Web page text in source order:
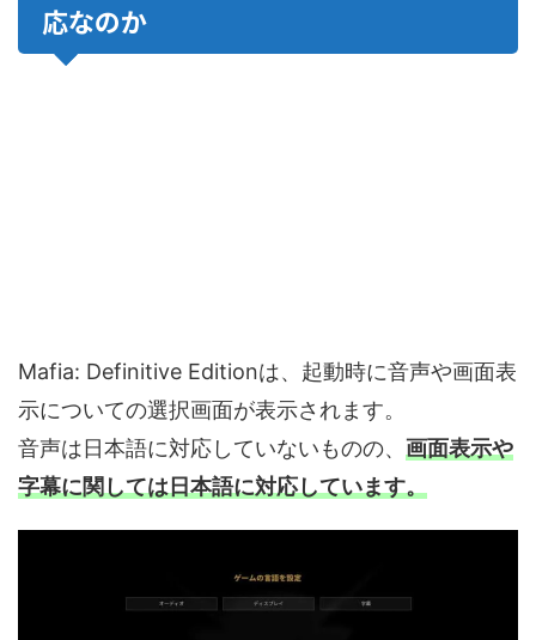
応なのか
Mafia: Definitive Editionは、起動時に音声や画面表
示についての選択画面が表示されます。
音声は日本語に対応していないものの、 画面表示や
字幕に関しては日本語に対応しています。